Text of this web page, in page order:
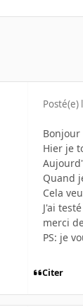
Posté(e)
Hier je
Quand
Cela
J'ai
merci
PS: je
Citer